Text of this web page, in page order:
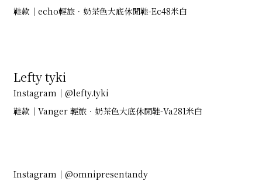
鞋款｜echo輕旅．奶茶色大底休閒鞋-Ec48米白
Lefty tyki
Instagram｜@lefty.tyki
鞋款｜Vanger 輕旅．奶茶色大底休閒鞋-Va281米白
Instagram｜@omnipresentandy